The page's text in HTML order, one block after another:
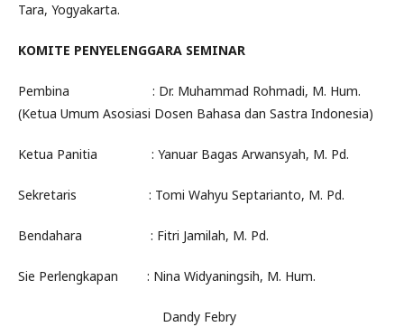
Tara, Yogyakarta.
KOMITE PENYELENGGARA SEMINAR
Pembina : Dr. Muhammad Rohmadi, M. Hum.
(Ketua Umum Asosiasi Dosen Bahasa dan Sastra Indonesia)
Ketua Panitia : Yanuar Bagas Arwansyah, M. Pd.
Sekretaris : Tomi Wahyu Septarianto, M. Pd.
Bendahara : Fitri Jamilah, M. Pd.
Sie Perlengkapan : Nina Widyaningsih, M. Hum.
Dandy Febry